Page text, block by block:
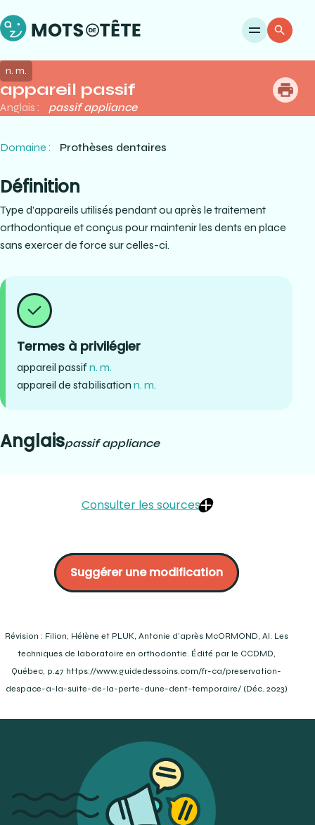
appareil passif
n. m.
Anglais : passif appliance
Domaine : Prothèses dentaires
Définition
Type d’appareils utilisés pendant ou après le traitement
orthodontique et conçus pour maintenir les dents en place
sans exercer de force sur celles-ci.
Termes à privilégier
appareil passifn. m.
appareil de stabilisation n. m.
Anglaispassif appliance
Consulter les sources
orthodontie. Édité par le CCDMD, Québec, p. 47 :
https://www.guidedessoins.com/fr-ca/preservation-
despace-a-la-suite-de-la-perte-dune-dent-
https://www.orthodontisteenligne.com/retention-
orthodontique-stabilite-corrections/
Suggérer une modification
Révision : Filion, Hélène et PLUK, Antonie d'après McORMOND, Al. Les
techniques de laboratoire en orthodontie. Édité par le CCDMD,
Québec, p.47 https://www.guidedessoins.com/fr-ca/preservation-
despace-a-la-suite-de-la-perte-dune-dent-temporaire/ (Déc. 2023)